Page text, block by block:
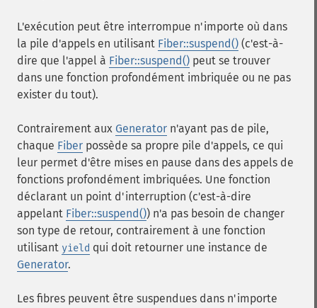
L'exécution peut être interrompue n'importe où dans
la pile d'appels en utilisant Fiber::suspend() (c'est-à-
dire que l'appel à Fiber::suspend() peut se trouver
dans une fonction profondément imbriquée ou ne pas
exister du tout).
Contrairement aux Generator n'ayant pas de pile,
chaque Fiber possède sa propre pile d'appels, ce qui
leur permet d'être mises en pause dans des appels de
fonctions profondément imbriquées. Une fonction
déclarant un point d'interruption (c'est-à-dire
appelant Fiber::suspend()) n'a pas besoin de changer
son type de retour, contrairement à une fonction
utilisant yield qui doit retourner une instance de
Generator.
Les fibres peuvent être suspendues dans n'importe